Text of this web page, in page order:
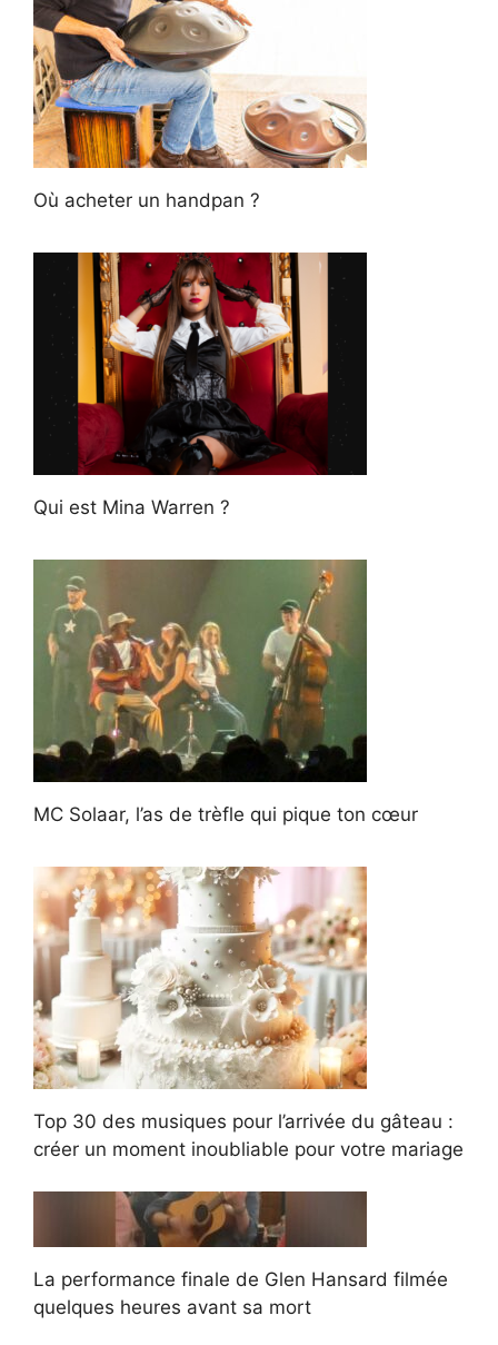
Où acheter un handpan ?
Qui est Mina Warren ?
MC Solaar, l’as de trèfle qui pique ton cœur
Top 30 des musiques pour l’arrivée du gâteau :
créer un moment inoubliable pour votre mariage
La performance finale de Glen Hansard filmée
quelques heures avant sa mort